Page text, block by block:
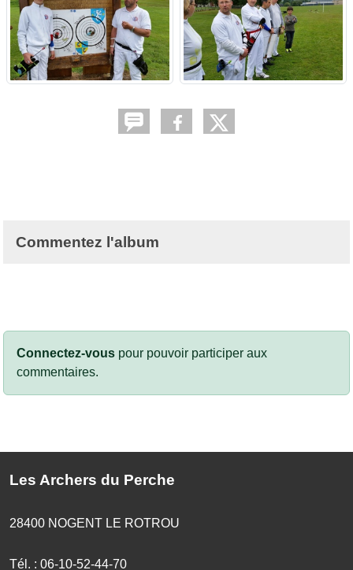
Commentez l'album
Connectez-vous pour pouvoir participer aux
commentaires.
Les Archers du Perche
28400 NOGENT LE ROTROU
Tél. : 06-10-52-44-70